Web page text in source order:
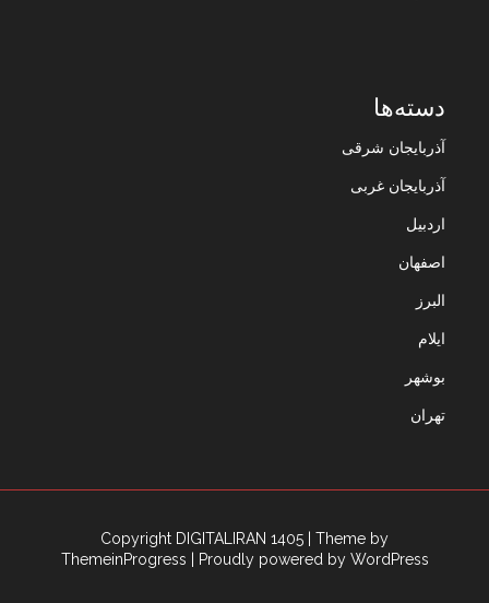
دسته‌ها
آذربایجان شرقی
آذربایجان غربی
اردبیل
اصفهان
البرز
ایلام
بوشهر
تهران
Copyright DIGITALIRAN 1405
| Theme by
ThemeinProgress
| Proudly powered by WordPress